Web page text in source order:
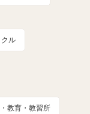
クル
教育・教習所